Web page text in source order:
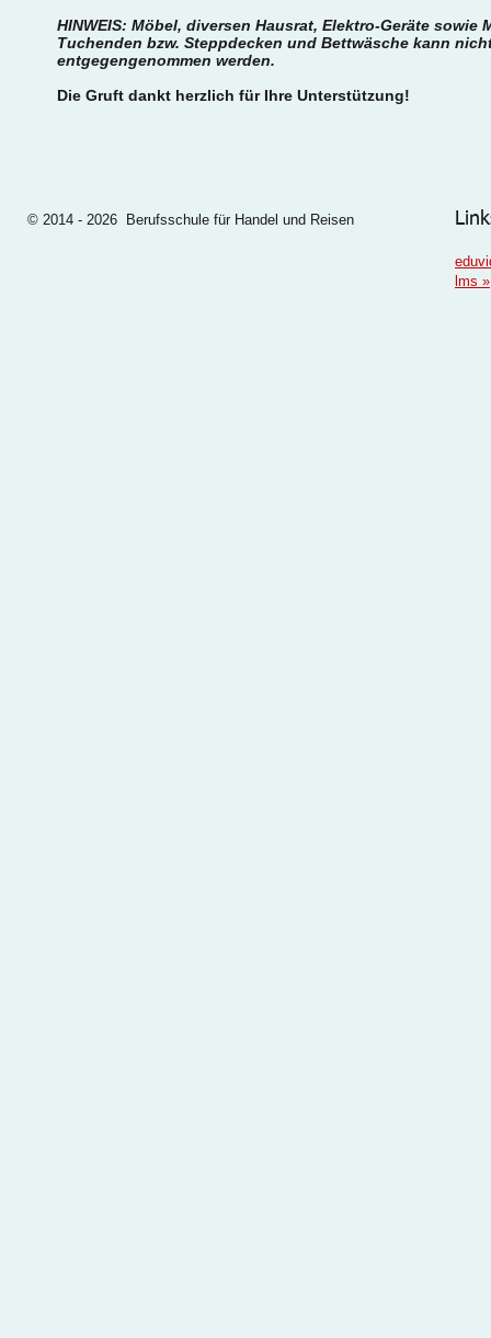
HINWEIS: Möbel, diversen Hausrat, Elektro-Geräte sowie
Tuchenden bzw. Steppdecken und Bettwäsche kann
entgegengenommen werden.
Die Gruft dankt herzlich für Ihre Unterstützung!
© 2014 - 2026 Berufsschule für Handel und Reisen
lms »